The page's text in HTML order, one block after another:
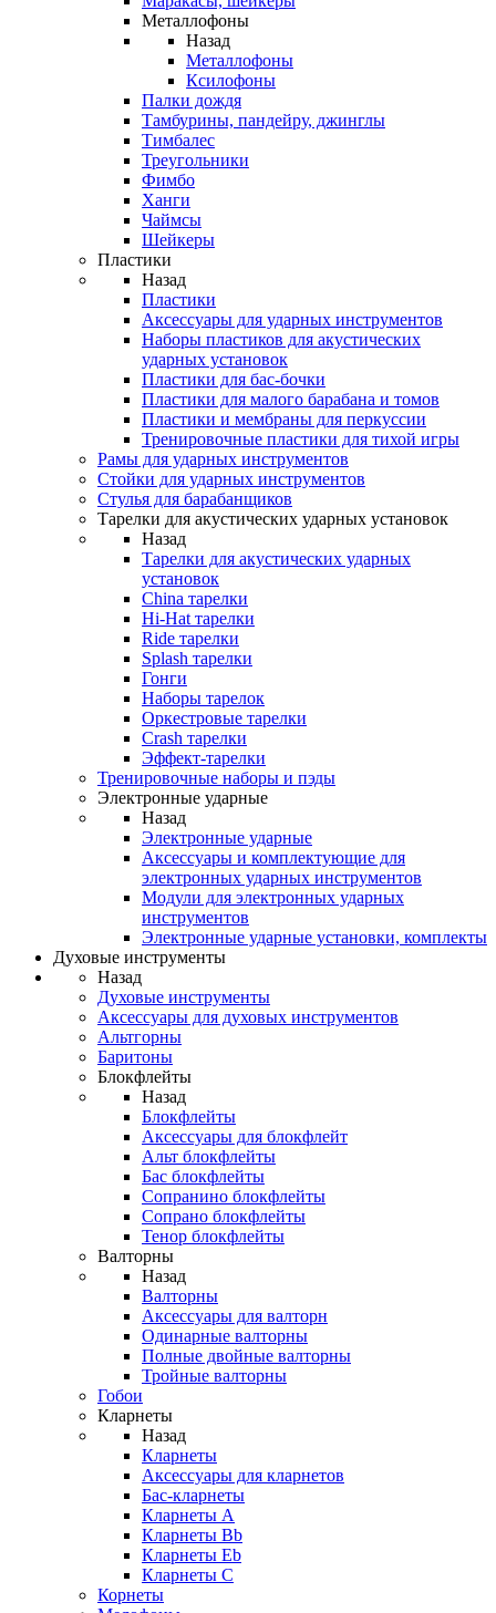
Металлофоны
Назад
Металлофоны
Ксилофоны
Палки дождя
Тамбурины, пандейру, джинглы
Тимбалес
Треугольники
Фимбо
Ханги
Чаймсы
Шейкеры
Пластики
Назад
Пластики
Аксессуары для ударных инструментов
Наборы пластиков для акустических
ударных установок
Пластики для бас-бочки
Пластики для малого барабана и томов
Пластики и мембраны для перкуссии
Тренировочные пластики для тихой игры
Рамы для ударных инструментов
Стойки для ударных инструментов
Стулья для барабанщиков
Тарелки для акустических ударных установок
Назад
Тарелки для акустических ударных
установок
China тарелки
Hi-Hat тарелки
Ride тарелки
Splash тарелки
Гонги
Наборы тарелок
Оркестровые тарелки
Сrash тарелки
Эффект-тарелки
Тренировочные наборы и пэды
Электронные ударные
Назад
Электронные ударные
Аксессуары и комплектующие для
электронных ударных инструментов
Модули для электронных ударных
инструментов
Электронные ударные установки, комплекты
Духовые инструменты
Назад
Духовые инструменты
Аксессуары для духовых инструментов
Альтгорны
Баритоны
Блокфлейты
Назад
Блокфлейты
Аксессуары для блокфлейт
Альт блокфлейты
Бас блокфлейты
Сопранино блокфлейты
Сопрано блокфлейты
Тенор блокфлейты
Валторны
Назад
Валторны
Аксессуары для валторн
Одинарные валторны
Полные двойные валторны
Тройные валторны
Гобои
Кларнеты
Назад
Кларнеты
Аксессуары для кларнетов
Бас-кларнеты
Кларнеты A
Кларнеты Bb
Кларнеты Eb
Кларнеты С
Корнеты